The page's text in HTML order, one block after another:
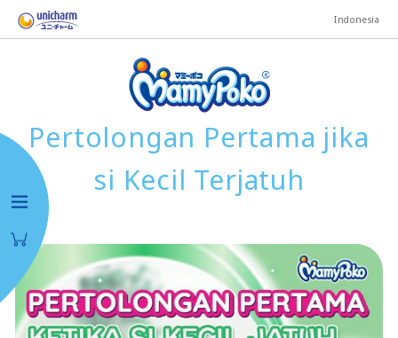
Indonesia
Pertolongan Pertama jika
si Kecil Terjatuh